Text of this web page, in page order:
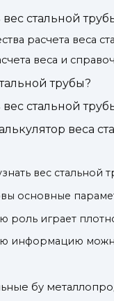
вес стальной
расчета веса
веса и
трубы?
вес стальной
веса
вес стальной
основные
роль играет
информацию
бу